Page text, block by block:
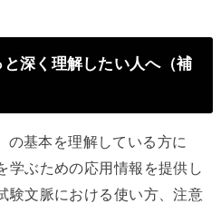
深く理解したい人へ（補
基本を理解している方に
学ぶための応用情報を提供し
験文脈における使い方、注意